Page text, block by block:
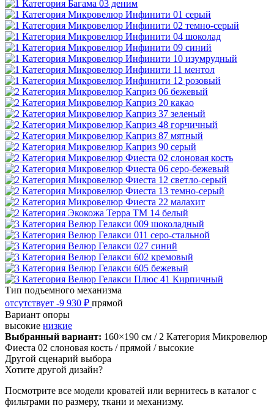
Тип подъемного механизма
отсутствует -9 930 ₽ прямой
Вариант опоры
высокие низкие
Выбранный вариант: 160×190 см / 2 Категория Микровелюр
Фиеста 02 слоновая кость / прямой / высокие
Другой сценарий выбора
Хотите другой дизайн?
Посмотрите все модели кроватей или вернитесь в каталог с
фильтрами по размеру, ткани и механизму.